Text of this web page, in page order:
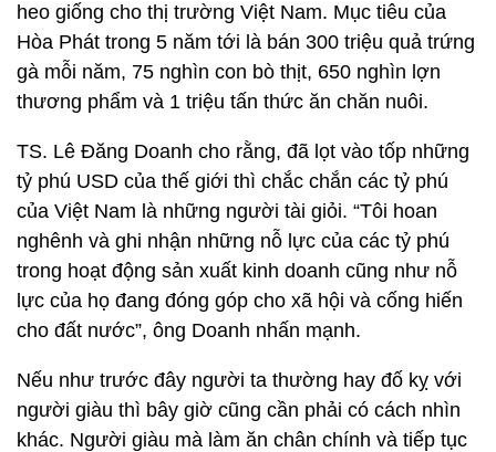
heo giống cho thị trường Việt Nam. Mục tiêu của
Hòa Phát trong 5 năm tới là bán 300 triệu quả trứng
gà mỗi năm, 75 nghìn con bò thịt, 650 nghìn lợn
thương phẩm và 1 triệu tấn thức ăn chăn nuôi.
TS. Lê Đăng Doanh cho rằng, đã lọt vào tốp những
tỷ phú USD của thế giới thì chắc chắn các tỷ phú
của Việt Nam là những người tài giỏi. “Tôi hoan
nghênh và ghi nhận những nỗ lực của các tỷ phú
trong hoạt động sản xuất kinh doanh cũng như nỗ
lực của họ đang đóng góp cho xã hội và cống hiến
cho đất nước”, ông Doanh nhấn mạnh.
Nếu như trước đây người ta thường hay đố kỵ với
người giàu thì bây giờ cũng cần phải có cách nhìn
khác. Người giàu mà làm ăn chân chính và tiếp tục